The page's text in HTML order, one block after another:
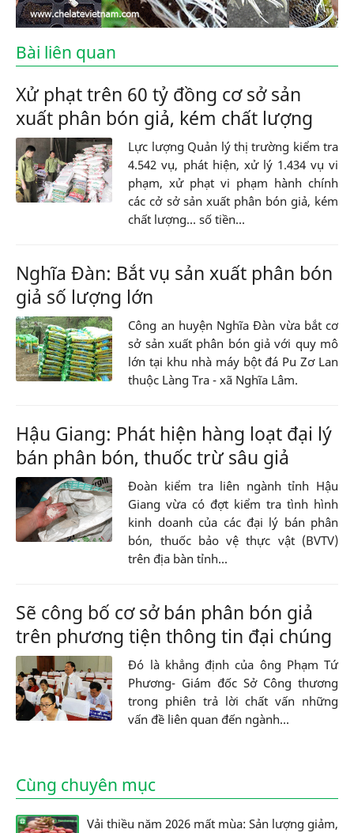
Bài liên quan
Xử phạt trên 60 tỷ đồng cơ sở sản
xuất phân bón giả, kém chất lượng
Lực lượng Quản lý thị trường kiểm tra
4.542 vụ, phát hiện, xử lý 1.434 vụ vi
phạm, xử phạt vi phạm hành chính
các cở sở sản xuất phân bón giả, kém
chất lượng... số tiền...
Nghĩa Đàn: Bắt vụ sản xuất phân bón
giả số lượng lớn
Công an huyện Nghĩa Đàn vừa bắt cơ
sở sản xuất phân bón giả với quy mô
lớn tại khu nhà máy bột đá Pu Zơ Lan
thuộc Làng Tra - xã Nghĩa Lâm.
Hậu Giang: Phát hiện hàng loạt đại lý
bán phân bón, thuốc trừ sâu giả
Đoàn kiểm tra liên ngành tỉnh Hậu
Giang vừa có đợt kiểm tra tình hình
kinh doanh của các đại lý bán phân
bón, thuốc bảo vệ thực vật (BVTV)
trên địa bàn tỉnh...
Sẽ công bố cơ sở bán phân bón giả
trên phương tiện thông tin đại chúng
Đó là khẳng định của ông Phạm Tứ
Phương- Giám đốc Sở Công thương
trong phiên trả lời chất vấn những
vấn đề liên quan đến ngành...
Cùng chuyên mục
Vải thiều năm 2026 mất mùa: Sản lượng giảm,